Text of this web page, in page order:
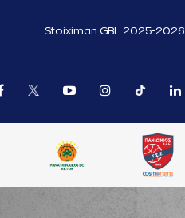
Stoiximan GBL 2025-2026